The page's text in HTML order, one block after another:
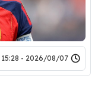
2026/08/07 - 15:28